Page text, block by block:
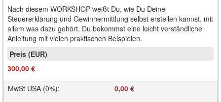
Nach diesem WORKSHOP weißt Du, wie Du Deine
Steuererklärung und Gewinnermittlung selbst erstellen kannst, mit
allem was dazu gehört. Du bekommst eine leicht verständliche
Anleitung mit vielen praktischen Beispielen.
300,00 €
MwSt USA (0%): 0,00 €